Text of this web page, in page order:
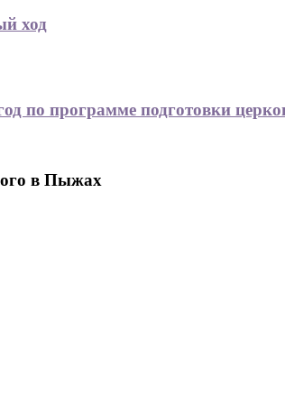
ход
по программе подготовки
в Пыжах